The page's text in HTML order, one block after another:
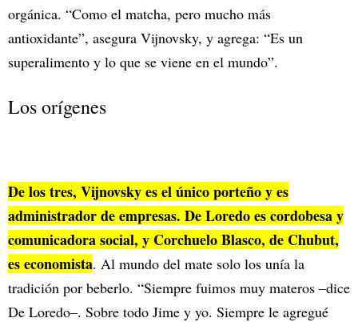
orgánica. “Como el matcha, pero mucho más
antioxidante”, asegura Vijnovsky, y agrega: “Es un
superalimento y lo que se viene en el mundo”.
Los orígenes
De los tres, Vijnovsky es el único porteño y es
administrador de empresas. De Loredo es cordobesa y
comunicadora social, y Corchuelo Blasco, de Chubut,
es economista. Al mundo del mate solo los unía la
tradición por beberlo. “Siempre fuimos muy materos –dice
De Loredo–. Sobre todo Jime y yo. Siempre le agregué